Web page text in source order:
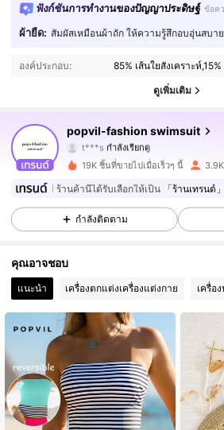
ฟังก์ชันการทำงานของปัญญาประดิษฐ์ ข้อค
ผ้ายืด: สัมผัสเหมือนผ้าถัก ให้ความรู้สึกอบอุ่นสบาย
องค์ประกอบ: 85% เส้นใยสังเคราะห์
ดูเพิ่มเติม
popvil-fashion swimsuit
4.79 10K ผู้ติดตาม
t***s กำลังเรียกดู
10K ผู้ติดตาม
4.79 10K ผู้ติดตาม
10K ผู้ติดตาม
4.79 10K ผู้ติดตาม
19K ชิ้นที่ขายไปเมื่อเร็วๆ นี้
ร้านค้านี้ได้รับเลือกให้เป็น 「ร้านเทรนด์」
กำลังติดตาม
คุณอาจชอบ
แนะนำ เครื่องตกแต่งเครื่องแต่งกาย เครื่อ